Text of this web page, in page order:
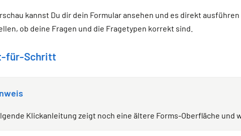
kannst Du dir dein Formular ansehen und es direkt
ob deine Fragen und die Fragetypen korrekt sind.
für-Schritt
Klickanleitung zeigt noch eine ältere Forms-Oberfläche und